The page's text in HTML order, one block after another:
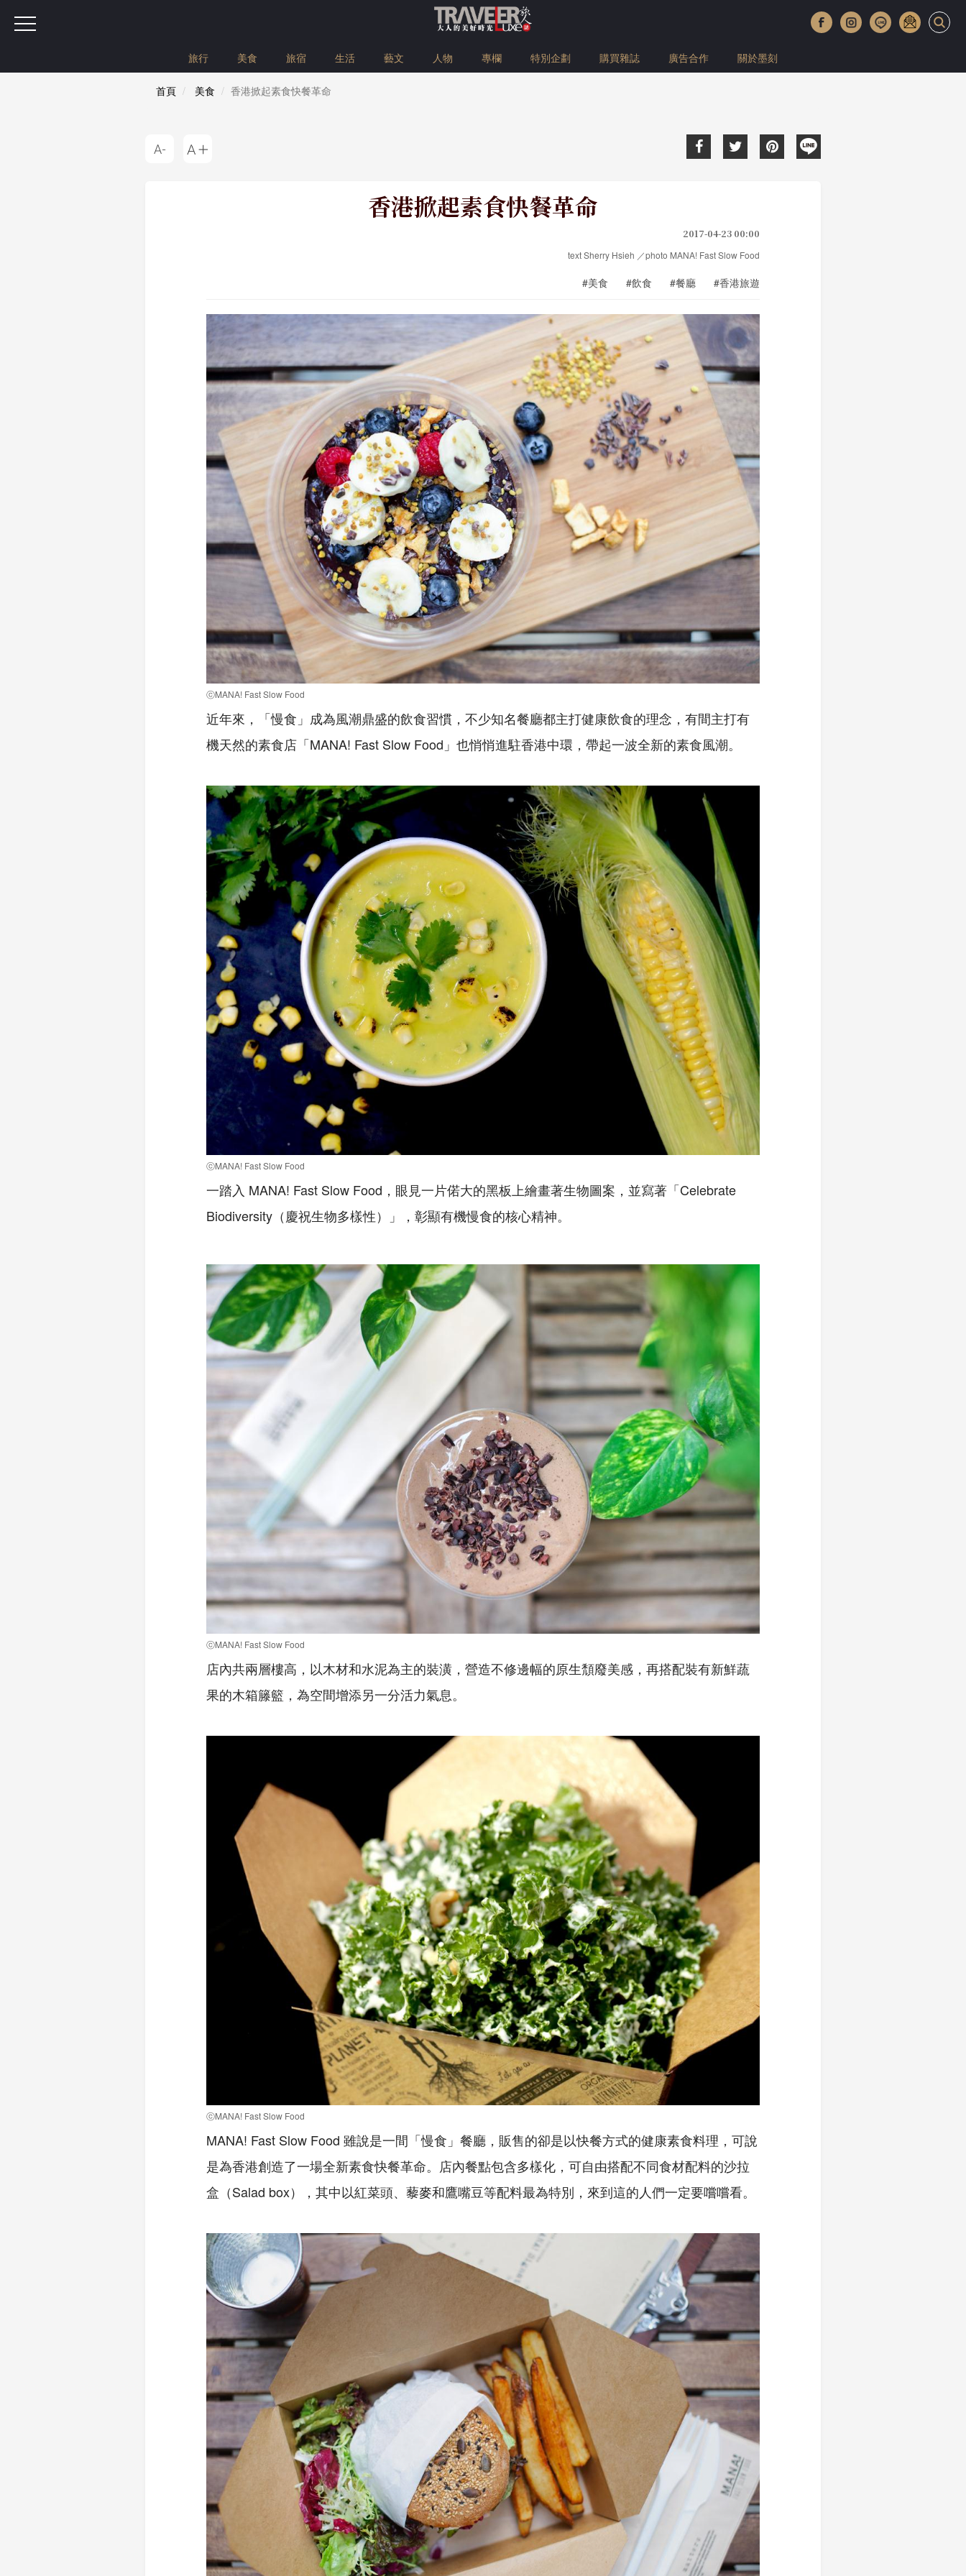
旅行 美食 旅宿 生活 藝文 人物 專欄 特別企劃 購買雜誌 廣告合作 關於墨刻
首頁 美食 香港掀起素食快餐革命
香港掀起素食快餐革命
2017-04-23 00:00
text Sherry Hsieh ／photo MANA! Fast Slow Food
#美食 #飲食 #餐廳 #香港旅遊
ⓒMANA! Fast Slow Food
近年來，「慢食」成為風潮鼎盛的飲食習慣，不少知名餐廳都主打健康飲食的理念，有間主打有
機天然的素食店「MANA! Fast Slow Food」也悄悄進駐香港中環，帶起一波全新的素食風潮。
ⓒMANA! Fast Slow Food
一踏入 MANA! Fast Slow Food，眼見一片偌大的黑板上繪畫著生物圖案，並寫著「Celebrate
Biodiversity（慶祝生物多樣性）」，彰顯有機慢食的核心精神。
ⓒMANA! Fast Slow Food
店內共兩層樓高，以木材和水泥為主的裝潢，營造不修邊幅的原生頹廢美感，再搭配裝有新鮮蔬
果的木箱籐籃，為空間增添另一分活力氣息。
ⓒMANA! Fast Slow Food
MANA! Fast Slow Food 雖說是一間「慢食」餐廳，販售的卻是以快餐方式的健康素食料理，可說
是為香港創造了一場全新素食快餐革命。店內餐點包含多樣化，可自由搭配不同食材配料的沙拉
盒（Salad box），其中以紅菜頭、藜麥和鷹嘴豆等配料最為特別，來到這的人們一定要嚐嚐看。